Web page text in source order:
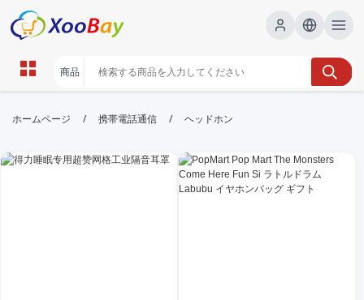
ヘッドホン | XOOBAY B2B/B2C
ヘッドホン,音質,レビュー, wholesale ヘッドホン,
ホームページ / 携帯電話通信 / ヘッドホン